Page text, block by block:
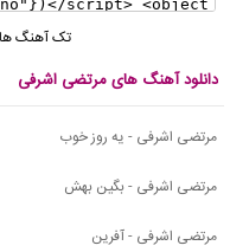
تک آهنگ ها
دانلود آهنگ های مرتضی اشرفی
مرتضی اشرفی - یه روز خوب
مرتضی اشرفی - بگین بهش
مرتضی اشرفی - آفرین